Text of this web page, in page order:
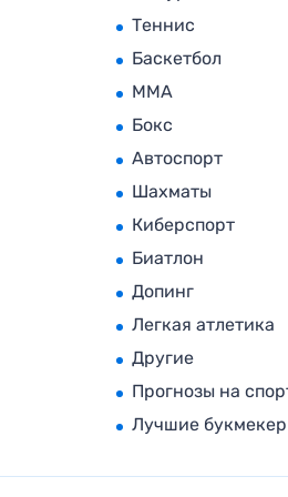
Теннис
Баскетбол
MMA
Бокс
Автоспорт
Шахматы
Киберспорт
Биатлон
Допинг
Легкая атлетика
Другие
Прогнозы на
Лучшие